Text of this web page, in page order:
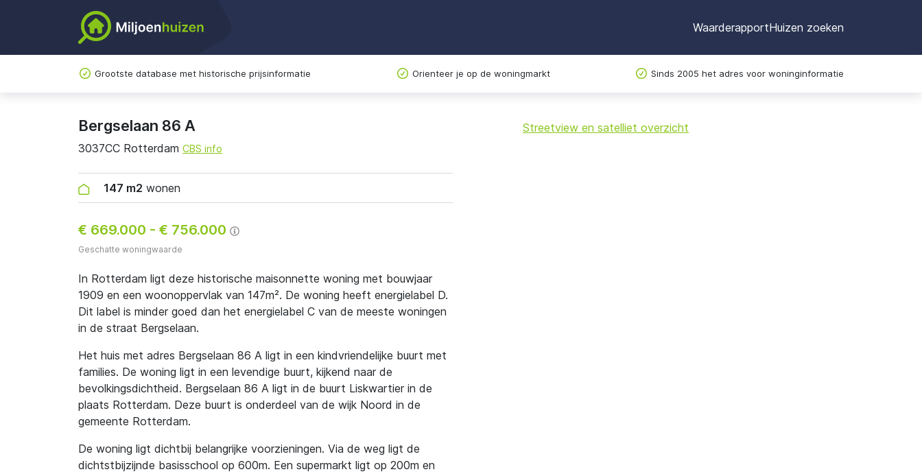
WaarderapportHuizen zoeken
Grootste database met historische prijsinformatie Orienteer je op de woningmarkt Sinds 2005 het adres voor woninginformatie
Bergselaan 86 A
3037CC Rotterdam CBS info
147 m2 wonen
€ 669.000 - € 756.000
Geschatte woningwaarde
In Rotterdam ligt deze historische maisonnette woning met bouwjaar
1909 en een woonoppervlak van 147m². De woning heeft energielabel D.
Dit label is minder goed dan het energielabel C van de meeste woningen
in de straat Bergselaan.
Het huis met adres Bergselaan 86 A ligt in een kindvriendelijke buurt met
families. De woning ligt in een levendige buurt, kijkend naar de
bevolkingsdichtheid. Bergselaan 86 A ligt in de buurt Liskwartier in de
plaats Rotterdam. Deze buurt is onderdeel van de wijk Noord in de
gemeente Rotterdam.
De woning ligt dichtbij belangrijke voorzieningen. Via de weg ligt de
dichtstbijzijnde basisschool op 600m. Een supermarkt ligt op 200m en
+
Streetview en satelliet overzicht